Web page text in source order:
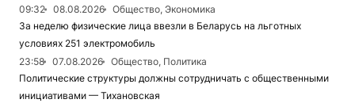
09:32
08.08.2026
Общество, Экономика
За неделю физические лица ввезли в Беларусь на льготных
условиях 251 электромобиль
23:58
07.08.2026
Общество, Политика
Политические структуры должны сотрудничать с общественными
инициативами — Тихановская